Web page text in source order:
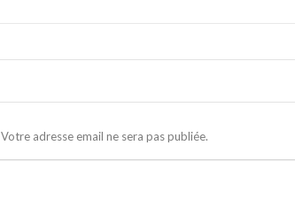
Votre adresse email ne sera pas publiée.